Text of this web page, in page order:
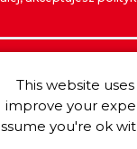
This website
improve your
you're ok